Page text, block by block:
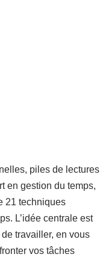
piles de lectures
en gestion du temps,
21 techniques
L’idée centrale est
travailler, en vous
vos tâches